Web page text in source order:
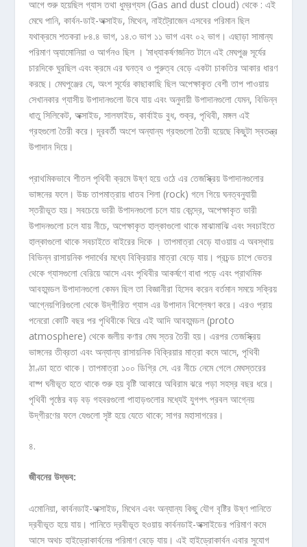
আগে শুরু হয়েছিল গ্যাস তথা ধুম্রগ্যস (Gas and dust cloud) থেকে : এই
মেঘে পানি, কার্বন-ডাই-অক্সাইড, মিথেন, নাইট্রোজেন এসবের পরিমান ছিল
যথাক্রমে শতকরা ৮৪.৪ ভাগ, ১৪.৩ ভাগ ১১ ভাগ এবং ০২ ভাগ। এছাড়া সামান্য
পরিমাণ অ্যামোনিয়া ও আর্গনও ছিল । ‘মাধ্যাকর্ষণজনিত টানে এই মেঘপুঞ্জ সূর্যের
চারদিকে ঘুরছিল এবং ক্রমে এর ঘনত্ব ও পুরুত্ব বেড়ে একটা চাকতির আকার ধারণ
করছে। মেঘপুঞ্জের যে, অংশ সূর্যের কাছাকাছি ছিল অপেক্ষাকৃত বেশী তাপ পাওয়ায়
সেখানকার গ্যাসীয় উপাদানগুলো উবে যায় এবং অনুদায়ী উপাদানগুলো যেমন, বিভিন্ন
ধাতু সিলিকেট, অক্সাইড, সালফাইড, কার্বাইড বুধ, শুক্র, পৃথিবী, মঙ্গল এই
গ্রহগুলো তৈরী করে। দূরবর্তী অংশে অন্যান্য গ্রহগুলো তৈরী হয়েছে কিছুটা স্বতন্ত্র
উপাদান দিয়ে।
প্রাথমিকভাবে শীতল পৃথিবী ক্রমে উষ্ণ হয়ে ওঠে এর তেজস্ক্রিয় উপাদানগুলোর
ভাঙ্গনের ফলে। উচ্চ তাপমাত্রায় ধাতব শিলা (rock) গলে গিয়ে ঘনত্বনুযায়ী
স্তরীভূত হয়। সবচেয়ে ভারী উপাদনগুলো চলে যায় কেন্দ্রে, অপেক্ষাকৃত ভারী
উপাদনগুলো চলে যায় নীচে, অপেক্ষাকৃত হাল্কাগুলো থাকে মাঝামাঝি এবং সবচাইতে
হাল্কাগুলো থাকে সবচাইতে বাইরের দিকে । তাপমাত্রা বেড়ে যাওয়ায় এ অবস্থায়
বিভিন্ন রাসায়নিক পদার্থের মধ্যে বিক্রিয়ার মাত্রা বেড়ে যায়। প্রচন্ড চাপে ভেতর
থেকে গ্যাসগুলো বেরিয়ে আসে এবং পৃথিবীর আকর্ষণে বাধা পড়ে এবং প্রাথমিক
আবহমন্ডল উপাদানগুলো কেমন ছিল তা বিজ্ঞানীরা হিসেব করেন বর্তমান সময়ে সক্রিয়
আগ্নেয়গিরিগুলো থেকে উদ্‌গীরিত গ্যাস এর উপাদান বিশ্লেষণ করে। এরও প্রায়
পনেরো কোটি বছর পর পৃথিবীকে ঘিরে এই আদি আবহমন্ডল (proto
atmosphere) থেকে জলীয় কণার মেঘ স্তর তৈরী হয়। এরপর তেজস্ক্রিয়
ভাঙ্গনের তীব্রতা এবং অন্যান্য রাসায়নিক বিক্রিয়ার মাত্রা কমে আসে, পৃথিবী
ঠাণ্ডা হতে থাকে। তাপমাত্রা ১০০ ডিগ্রি সে. এর নীচে নেমে গেলে মেঘস্তরের
বাষ্প ঘনীভূত হতে থাকে শুরু হয় বৃষ্টি আকারে অবিরাম ঝরে পড়া সহস্র বছর ধরে।
পৃথিবী পৃষ্ঠের বড় বড় গহবরগুলো পাহাড়গুলোর মধ্যেই যুগপৎ প্রবল আগ্নেয়
উদ্‌গীরণের ফলে যেগুলো সৃষ্ট হয়ে যেতে থাকে; সাগর মহাসাগরের।
৪.
জীবনেরউদ্ভব:
এমোনিয়া, কার্বনডাই-অক্সাইড, মিথেন এবং অন্যান্য কিছু যৌগ বৃষ্টির উষ্ণ পানিতে
দ্রবীভূত হয়ে যায়। পানিতে দ্রবীভূত হওয়ায় কার্বনডাই-অক্সাইডের পরিমাণ কমে
আসে অথচ হাইড্রোকার্বনের পরিমাণ বেড়ে যায়। এই হাইড্রোকার্বন এবার সুযোগ